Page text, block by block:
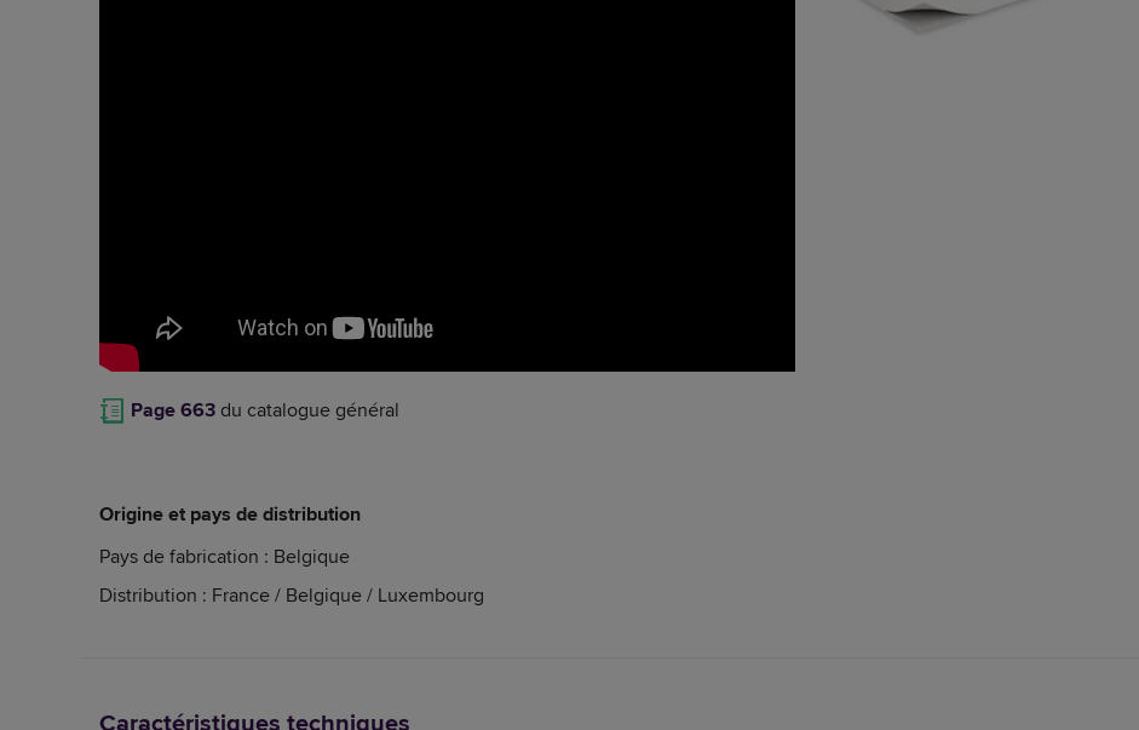
Page 663 du catalogue général
Origine et pays de distribution
Pays de fabrication : Belgique
Distribution : France / Belgique / Luxembourg
Caractéristiques techniques